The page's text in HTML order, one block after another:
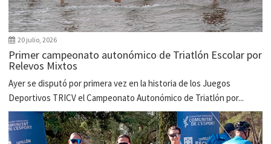
20 julio, 2026
Primer campeonato autonómico de Triatlón Escolar por
Relevos Mixtos
Ayer se disputó por primera vez en la historia de los Juegos
Deportivos TRICV el Campeonato Autonómico de Triatlón por...